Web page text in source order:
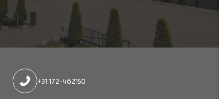
+31 172-462150